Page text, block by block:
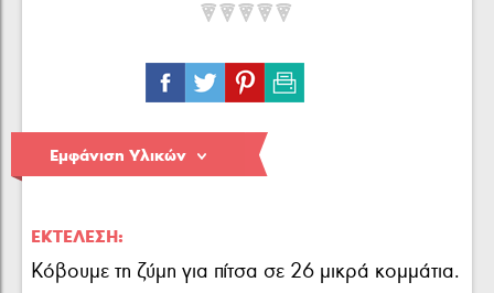
Εμφάνιση Υλικών
ΕΚΤΈΛΕΣΗ:
Κόβουμε τη ζύμη για πίτσα σε 26 μικρά κομμάτια.